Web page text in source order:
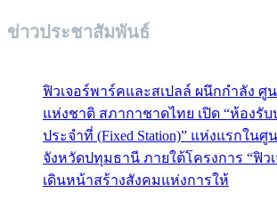
ข่าวประชาสัมพันธ์
ฟิวเจอร์พาร์คและสเปลล์ ผนึกกำลัง ศู
แห่งชาติ สภากาชาดไทย เปิด “ห้องรั
ประจำที่ (Fixed Station)” แห่งแรกในศู
จังหวัดปทุมธานี ภายใต้โครงการ “ฟิวเ
เดินหน้าสร้างสังคมแห่งการให้